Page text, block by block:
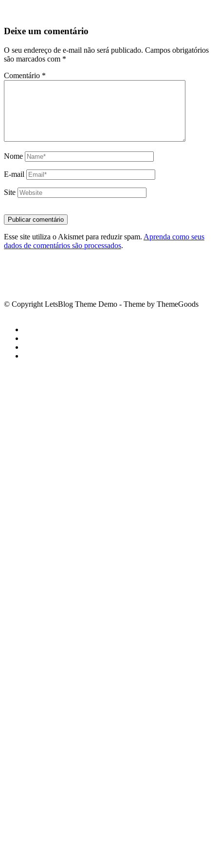
Deixe um comentário
O seu endereço de e-mail não será publicado. Campos obrigatórios
são marcados com *
Comentário *
Nome
E-mail
Site
Esse site utiliza o Akismet para reduzir spam. Aprenda como seus
dados de comentários são processados.
© Copyright LetsBlog Theme Demo - Theme by ThemeGoods